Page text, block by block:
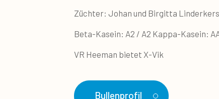
Züchter: Johan und Birgitta
Beta-Kasein: A2 / A2 Kappa-Kasein:
VR Heeman bietet X-Vik
Bullenprofil